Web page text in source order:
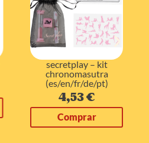
secretplay – kit
chronomasutra
(es/en/fr/de/pt)
4,53€
Comprar